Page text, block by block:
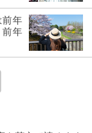
前年
年